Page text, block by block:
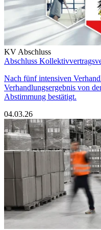
KV Abschluss
Abschluss
Nach fünf intensiven
Verhandlungsergebnis von
Abstimmung bestätigt.
04.03.26